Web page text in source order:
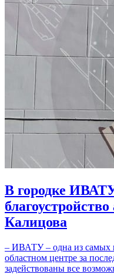
В городке
Калицова
– ИВАТУ – одна из самых
областном центре за
задействованы все